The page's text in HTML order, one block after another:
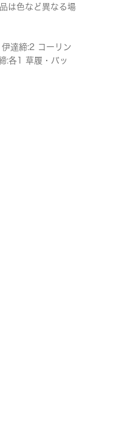
は色など異なる場
達締:2 コーリン
:各1 草履・バッ